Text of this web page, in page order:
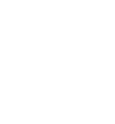
APPEL À UN
À FRESNES
et d'éviter
avantages :
et transparence des